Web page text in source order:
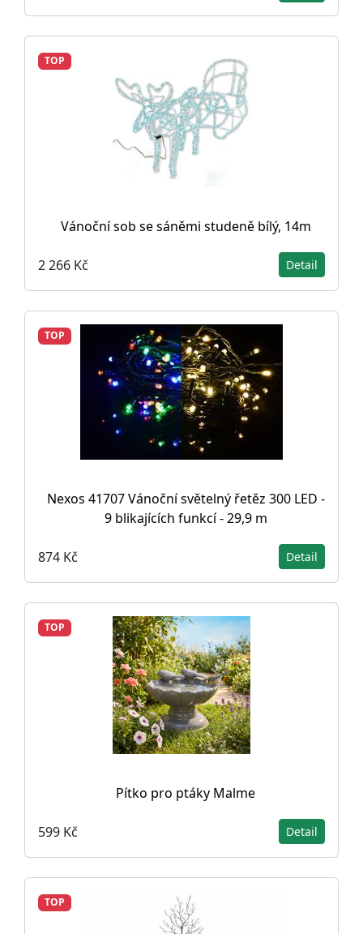
TOP
Vánoční sob se sáněmi studeně bílý, 14m
2 266 Kč Detail
TOP
Nexos 41707 Vánoční světelný řetěz 300 LED -
9 blikajících funkcí - 29,9 m
874 Kč Detail
TOP
Pítko pro ptáky Malme
599 Kč Detail
TOP